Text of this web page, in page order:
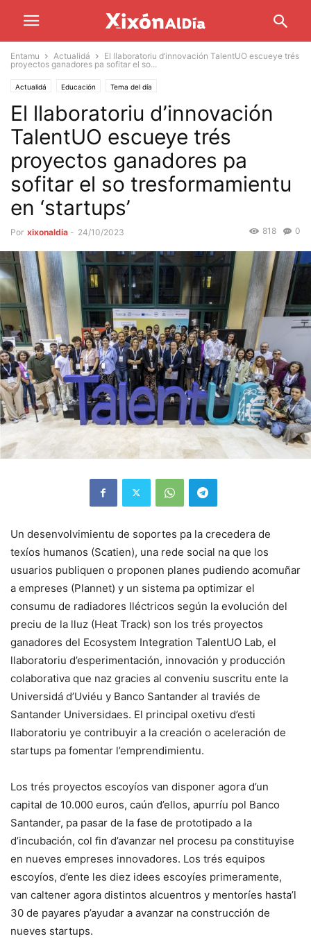
Entamu Actualidá
El llaboratoriu d’innovación TalentUO escueye trés
proyectos ganadores pa sofitar el so...
Actualidá Educación Tema del día
El llaboratoriu d’innovación
TalentUO escueye trés
proyectos ganadores pa
sofitar el so tresformamientu
en ‘startups’
Por xixonaldia - 24/10/2023 0
818
Un desenvolvimientu de soportes pa la crecedera de
texíos humanos (Scatien), una rede social na que los
usuarios publiquen o proponen planes pudiendo acomuñar
a empreses (Plannet) y un sistema pa optimizar el
consumu de radiadores lléctricos según la evolución del
preciu de la lluz (Heat Track) son los trés proyectos
ganadores del Ecosystem Integration TalentUO Lab, el
llaboratoriu d’esperimentación, innovación y producción
colaborativa que naz gracies al conveniu suscritu ente la
Universidá d’Uviéu y Banco Santander al traviés de
Santander Universidaes. El principal oxetivu d’esti
llaboratoriu ye contribuyir a la creación o aceleración de
startups pa fomentar l’emprendimientu.
Los trés proyectos escoyíos van disponer agora d’un
capital de 10.000 euros, caún d’ellos, apurríu pol Banco
Santander, pa pasar de la fase de prototipado a la
d’incubación, col fin d’avanzar nel procesu pa constituyise
en nueves empreses innovadores. Los trés equipos
escoyíos, d’ente les diez idees escoyíes primeramente,
van caltener agora distintos alcuentros y mentoríes hasta’l
30 de payares p’ayudar a avanzar na construcción de
nueves startups.